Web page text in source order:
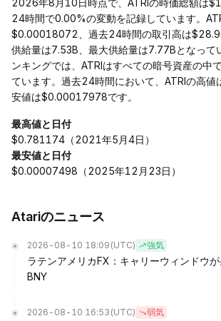
2026年8月10日時点で、ATRIの時価総額は
24時間で0.00%の変動を記録しています。
$0.00018072、過去24時間の取引高は
供給量は7.53B、最大供給量は7.77Bとなって
ンキングでは、ATRIはすべての暗号資産の中
ています。過去24時間において、ATRIの高
安値は$0.00017978です。
最高値と日付
$0.781174（2021年5月4日）
最安値と日付
$0.00007498（2025年12月23日）
Atariのニュース
2026-08-10 18:09 (UTC) 強気
ラテンアメリカFX：キャリーウィンドウ
BNY
2026-08-10 16:53 (UTC) 弱気